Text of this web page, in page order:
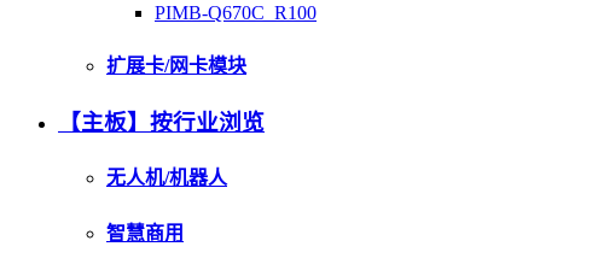
PIMB-Q670C_R100
扩展卡/网卡模块
【主板】按行业浏览
无人机/机器人
智慧商用